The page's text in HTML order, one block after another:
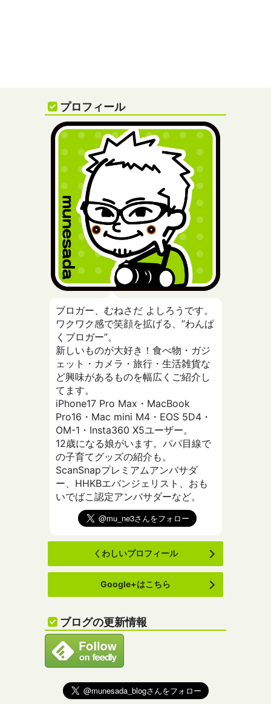
プロフィール
ブロガー、むねさだ よしろうです。
ワクワク感で笑顔を拡げる、”わんぱ
くブロガー”。
新しいものが大好き！食べ物・ガジ
ェット・カメラ・旅行・生活雑貨な
ど興味があるものを幅広くご紹介し
てます。
iPhone17 Pro Max・MacBook
Pro16・Mac mini M4・EOS 5D4・
OM-1・Insta360 X5ユーザー。
12歳になる娘がいます。パパ目線で
の子育てグッズの紹介も。
ScanSnapプレミアムアンバサダ
ー、HHKBエバンジェリスト、おも
いでばこ認定アンバサダーなど。
くわしいプロフィール
Google+はこちら
ブログの更新情報